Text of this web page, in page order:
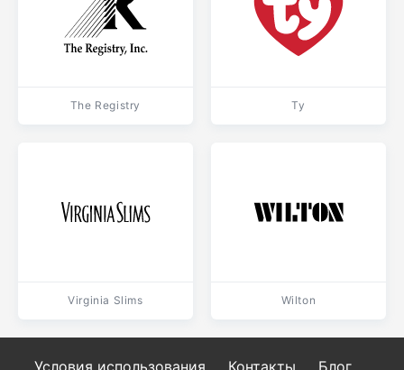
The Registry Ty
Virginia Slims Wilton
Условия использования Контакты Блог